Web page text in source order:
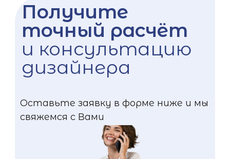
Получите
точный расчёт
и консультацию
дизайнера
Оставьте заявку в форме ниже и мы
свяжемся с Вами